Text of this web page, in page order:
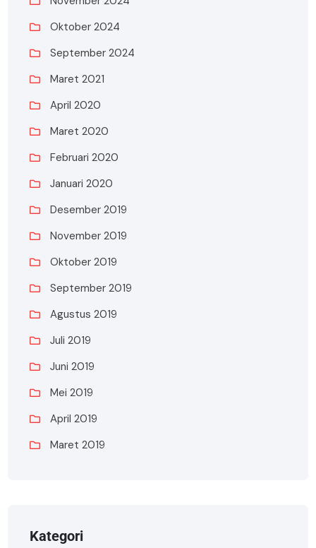
Oktober 2024
September 2024
Maret 2021
April 2020
Maret 2020
Februari 2020
Januari 2020
Desember 2019
November 2019
Oktober 2019
September 2019
Agustus 2019
Juli 2019
Juni 2019
Mei 2019
April 2019
Maret 2019
Kategori